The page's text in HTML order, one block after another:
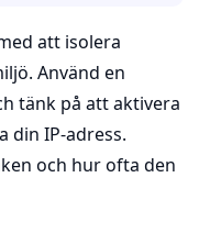
att isolera
Använd en
tänk på att aktivera
din IP-adress.
och hur ofta den